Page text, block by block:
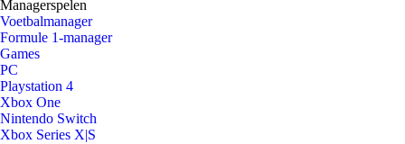
Managerspelen
Voetbalmanager
Formule 1-manager
Games
PC
Playstation 4
Xbox One
Nintendo Switch
Xbox Series X|S